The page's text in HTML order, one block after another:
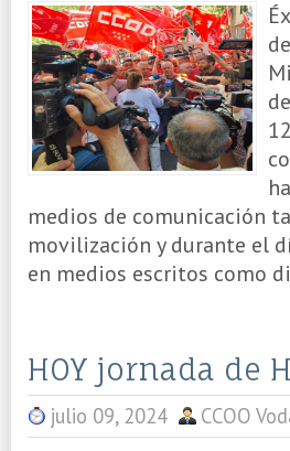
medios de comunicación
movilización y durante el
en medios escritos como
HOY jornada de
julio 09, 2024 CCOO